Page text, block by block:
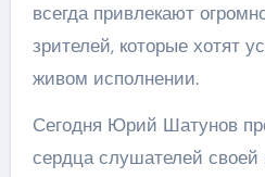
всегда привлекают
зрителей, которые хотят
живом исполнении.
Сегодня Юрий Шатунов
сердца слушателей своей